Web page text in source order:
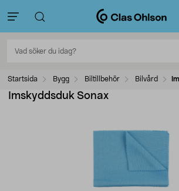
Startsida Bygg Biltillbehör Bilvård
Imskyddsduk Sonax